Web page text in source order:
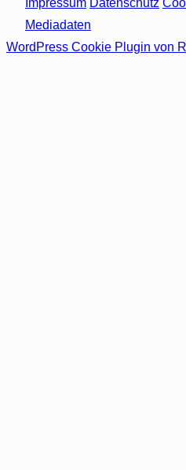
Mediadaten
WordPress Cookie Plugin von